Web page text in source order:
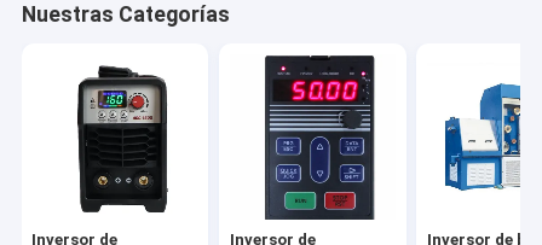
inversor solar de la bomba
Reactancia de CA del inversor
Servomotor de CA
Nuestras Categorías
Inversor de Inversor de Inversor de